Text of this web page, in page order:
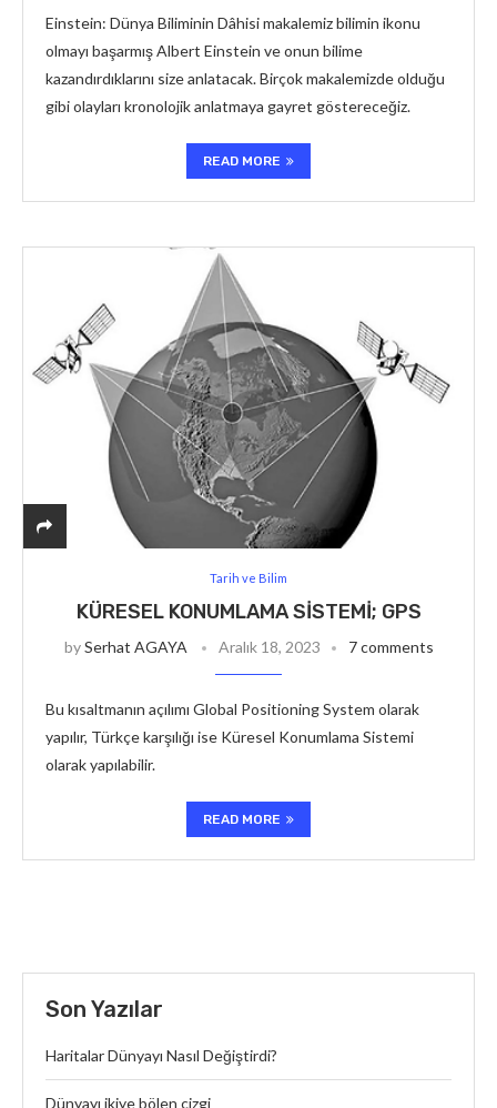
Einstein: Dünya Biliminin Dâhisi makalemiz bilimin ikonu
olmayı başarmış Albert Einstein ve onun bilime
kazandırdıklarını size anlatacak. Birçok makalemizde olduğu
gibi olayları kronolojik anlatmaya gayret göstereceğiz.
READ MORE
Tarih ve Bilim
KÜRESEL KONUMLAMA SISTEMI; GPS
bySerhat AGAYA Aralık 18, 2023 7 comments
Bu kısaltmanın açılımı Global Positioning System olarak
yapılır, Türkçe karşılığı ise Küresel Konumlama Sistemi
olarak yapılabilir.
READ MORE
Son Yazılar
Haritalar Dünyayı Nasıl Değiştirdi?
Dünyayı ikiye bölen çizgi